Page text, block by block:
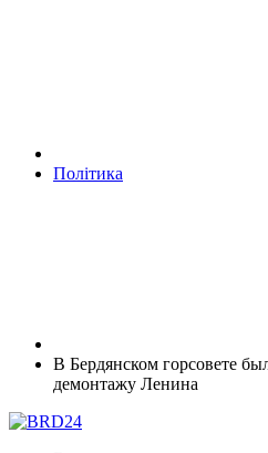
Політика
В Бердянском горсовете
демонтажу Ленина